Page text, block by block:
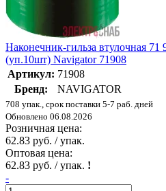
Наконечник-гильза втулочная 71
(уп.10шт) Navigator 71908
Артикул: 71908
Бренд:
NAVIGATOR
708 упак., срок поставки 5-7 раб. дней
Обновлено 06.08.2026
Розничная цена:
62.83 руб. / упак.
Оптовая цена:
62.83 руб. / упак. !
-